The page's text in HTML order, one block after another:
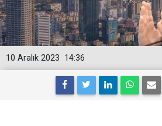
14:36
10 Aralık 2023